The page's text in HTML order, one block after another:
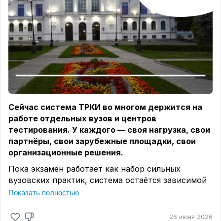
Сейчас система ТРКИ во многом держится на
работе отдельных вузов и центров
тестирования. У каждого — своя нагрузка, свои
партнёры, свои зарубежные площадки, свои
организационные решения.
Пока экзамен работает как набор сильных
вузовских практик, система остаётся зависимой
от усилий конкретных команд. Для
функцией этого недостаточно.
Показать полностью
26 июня 2026